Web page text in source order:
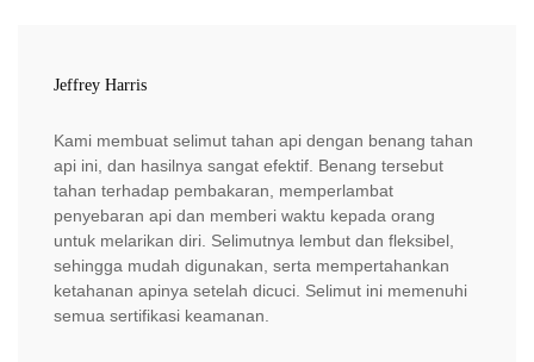
Jeffrey Harris
Kami membuat selimut tahan api dengan benang tahan
api ini, dan hasilnya sangat efektif. Benang tersebut
tahan terhadap pembakaran, memperlambat
penyebaran api dan memberi waktu kepada orang
untuk melarikan diri. Selimutnya lembut dan fleksibel,
sehingga mudah digunakan, serta mempertahankan
ketahanan apinya setelah dicuci. Selimut ini memenuhi
semua sertifikasi keamanan.